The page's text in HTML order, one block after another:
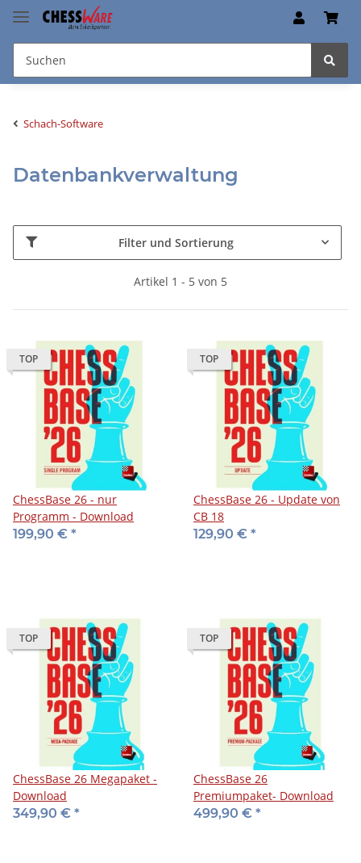
Schach-Software
Datenbankverwaltung
Filter und Sortierung
Artikel 1 - 5 von 5
TOP
ChessBase 26 - nur
Programm - Download
199,90 € *
TOP
ChessBase 26 - Update von
CB 18
129,90 € *
TOP
ChessBase 26 Megapaket -
Download
349,90 € *
TOP
ChessBase 26
Premiumpaket- Download
499,90 € *